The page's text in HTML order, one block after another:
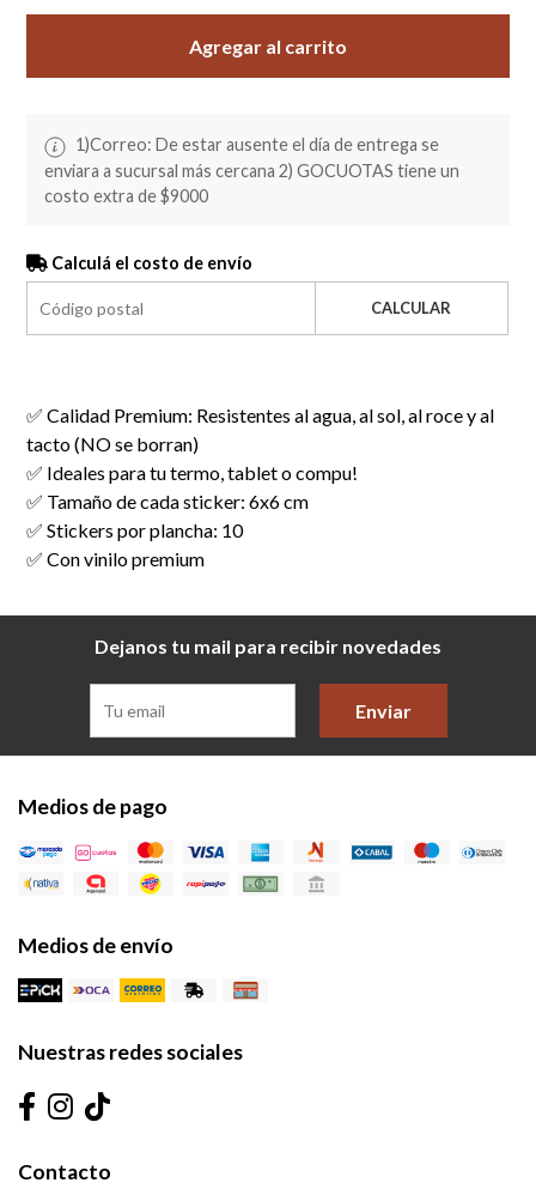
Agregar al carrito
1)Correo: De estar ausente el día de entrega se
enviara a sucursal más cercana 2) GOCUOTAS tiene un
costo extra de $9000
Calculá el costo de envío
CALCULAR
✅ Calidad Premium: Resistentes al agua, al sol, al roce y al
tacto (NO se borran)
✅ Ideales para tu termo, tablet o compu!
✅ Tamaño de cada sticker: 6x6 cm
✅ Stickers por plancha: 10
✅ Con vinilo premium
Dejanos tu mail para recibir novedades
Enviar
Medios de pago
Medios de envío
Nuestras redes sociales
Contacto